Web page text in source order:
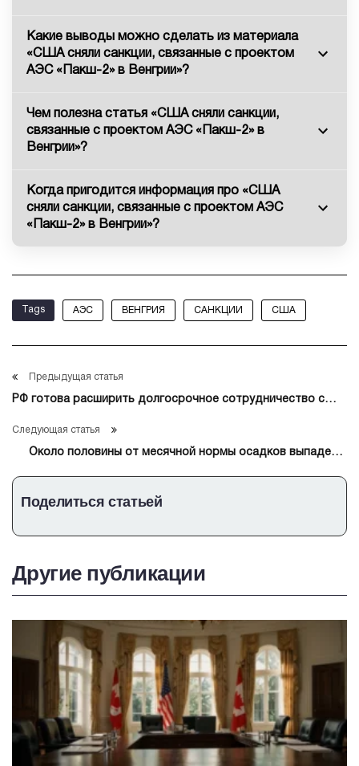
Какие выводы можно сделать из материала
«США сняли санкции, связанные с проектом
АЭС «Пакш-2» в Венгрии»?
Чем полезна статья «США сняли санкции,
связанные с проектом АЭС «Пакш-2» в
Венгрии»?
Когда пригодится информация про «США
сняли санкции, связанные с проектом АЭС
«Пакш-2» в Венгрии»?
Tags АЭС ВЕНГРИЯ САНКЦИИ США
Предыдущая статья
РФ готова расширить долгосрочное сотрудничество с
Следующая статья
Около половины от месячной нормы осадков выпадет в
Поделиться статьей
Другие публикации